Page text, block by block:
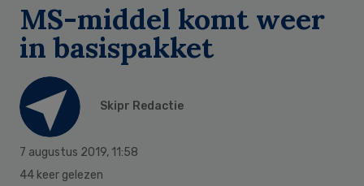
MS-middel komt weer
in basispakket
Skipr Redactie
7 augustus 2019, 11:58
44 keer gelezen